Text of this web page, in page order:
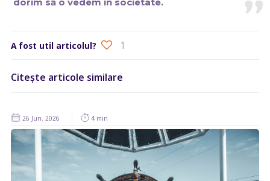
A fost util articolul? 1
Citește articole similare
26 Jun. 2026 4 min